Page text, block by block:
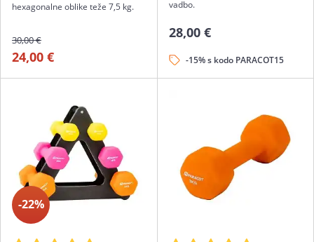
hexagonalne oblike teže 7,5 kg.
30,00 €
24,00 €
vadbo.
28,00 €
-15% s kodo PARACOT15
-22%